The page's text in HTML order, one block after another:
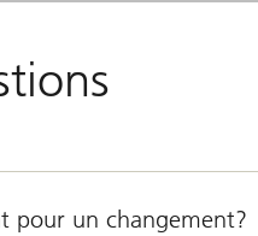
pour un changement?